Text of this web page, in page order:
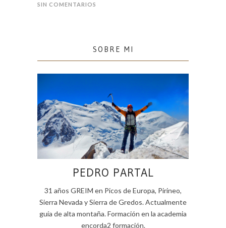
SIN COMENTARIOS
SOBRE MI
PEDRO PARTAL
31 años GREIM en Picos de Europa, Pirineo,
Sierra Nevada y Sierra de Gredos. Actualmente
guía de alta montaña. Formación en la academia
encorda2 formación.